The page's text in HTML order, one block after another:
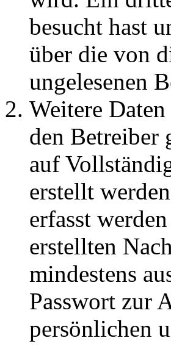
besucht hast
über die von
ungelesenen
Weitere
den
auf
erstellt
erfasst
erstellten
mindestens
Passwort zur
persönlichen